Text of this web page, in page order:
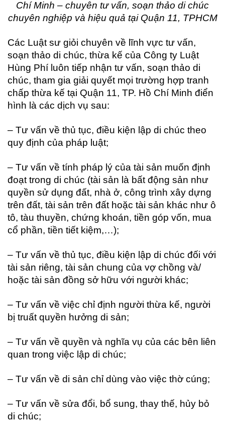
Chí Minh – chuyên tư vấn, soạn thảo di chúc
chuyên nghiệp và hiệu quả tại Quận 11, TPHCM
Các Luật sư giỏi chuyên về lĩnh vực tư vấn,
soạn thảo di chúc, thừa kế của Công ty Luật
Hùng Phí luôn tiếp nhận tư vấn, soạn thảo di
chúc, tham gia giải quyết mọi trường hợp tranh
chấp thừa kế tại Quận 11, TP. Hồ Chí Minh điển
hình là các dịch vụ sau:
– Tư vấn về thủ tục, điều kiện lập di chúc theo
quy định của pháp luật;
– Tư vấn về tính pháp lý của tài sản muốn định
đoạt trong di chúc (tài sản là bất động sản như
quyền sử dụng đất, nhà ở, công trình xây dựng
trên đất, tài sản trên đất hoặc tài sản khác như ô
tô, tàu thuyền, chứng khoán, tiền góp vốn, mua
cổ phần, tiền tiết kiệm,…);
– Tư vấn về thủ tục, điều kiện lập di chúc đối với
tài sản riêng, tài sản chung của vợ chồng và/
hoặc tài sản đồng sở hữu với người khác;
– Tư vấn về việc chỉ định người thừa kế, người
bị truất quyền hưởng di sản;
– Tư vấn về quyền và nghĩa vụ của các bên liên
quan trong việc lập di chúc;
– Tư vấn về di sản chỉ dùng vào việc thờ cúng;
– Tư vấn về sửa đổi, bổ sung, thay thế, hủy bỏ
di chúc;